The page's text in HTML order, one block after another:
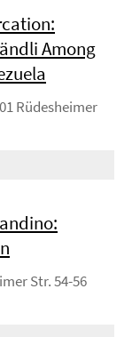
Among
Rüdesheimer
Str. 54-56